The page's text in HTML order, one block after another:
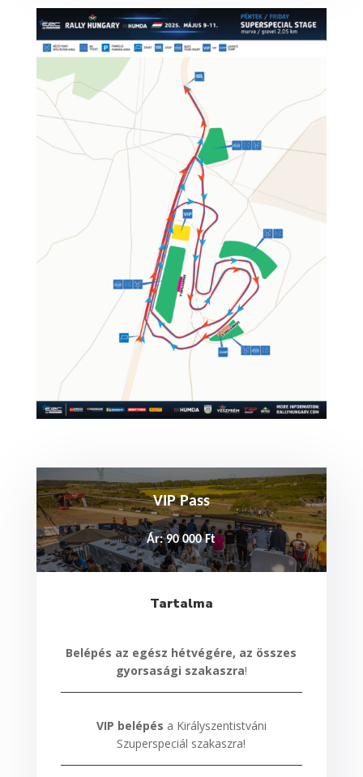
VIP Pass
Ár: 90 000 Ft
Tartalma
Belépés az egész hétvégére, az összes
gyorsasági szakaszra!
VIP belépés a Királyszentistváni
Szuperspeciál szakaszra!